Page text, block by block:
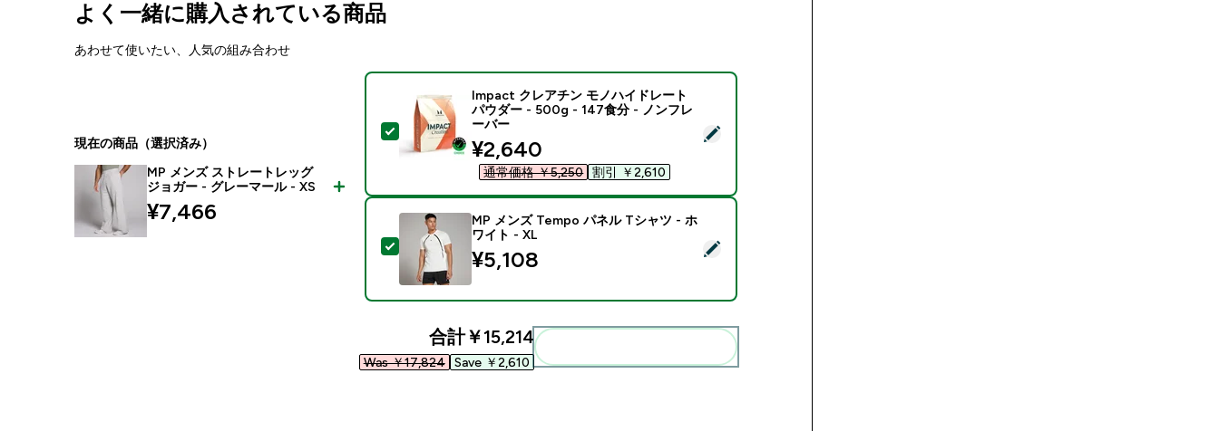
よく一緒に購入されている商品
あわせて使いたい、人気の組み合わせ
現在の商品（選択済み）
MP メンズ ストレートレッグ
ジョガー - グレーマール - XS
¥7,466‎
この商品を選択 - Impact クレアチン モノハイドレート パウダー - 500g - 147食分 - ノンフレーバー
Impact クレアチン モノハイドレート
パウダー - 500g - 147食分 - ノンフレ
ーバー
discounted price
¥2,640‎
通常価格 ￥5,250‎ 割引 ￥2,610‎
この商品を選択 - MP メンズ Tempo パネル Tシャツ - ホワイト - XL
MP メンズ Tempo パネル Tシャツ - ホ
ワイト - XL
¥5,108‎
合計￥15,214‎
Was ￥17,824‎ Save ￥2,610‎